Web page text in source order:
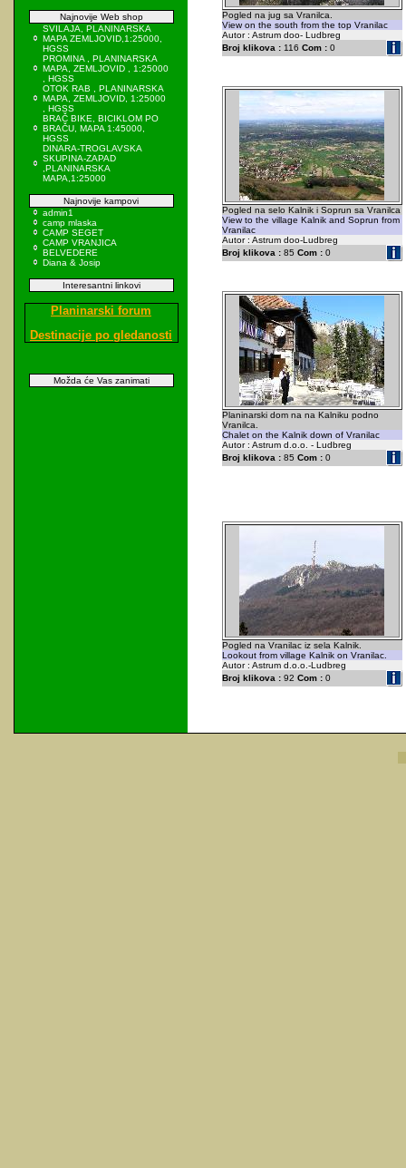
Najnovije Web shop
SVILAJA, PLANINARSKA
MAPA ZEMLJOVID,1:25000,
HGSS
PROMINA , PLANINARSKA
MAPA, ZEMLJOVID , 1:25000
, HGSS
OTOK RAB , PLANINARSKA
MAPA, ZEMLJOVID, 1:25000
, HGSS
BRAČ BIKE, BICIKLOM PO
BRAČU, MAPA 1:45000,
HGSS
DINARA-TROGLAVSKA
SKUPINA-ZAPAD
,PLANINARSKA
MAPA,1:25000
Najnovije kampovi
admin1
camp mlaska
CAMP SEGET
CAMP VRANJICA
BELVEDERE
Diana & Josip
Interesantni linkovi
Planinarski forum
Destinacije po gledanosti
Možda će Vas zanimati
Pogled na jug sa Vranilca.
View on the south from the top Vranilac
Autor : Astrum doo- Ludbreg
Broj klikova :116 Com :0
Pogled na selo Kalnik i Soprun sa Vranilca
View to the village Kalnik and Soprun from
Vranilac
Autor : Astrum doo-Ludbreg
Broj klikova :85 Com :0
Planinarski dom na na Kalniku podno
Vranilca.
Chalet on the Kalnik down of Vranilac
Autor : Astrum d.o.o. - Ludbreg
Broj klikova :85 Com :0
Pogled na Vranilac iz sela Kalnik.
Lookout from village Kalnik on Vranilac.
Autor : Astrum d.o.o.-Ludbreg
Broj klikova :92 Com :0